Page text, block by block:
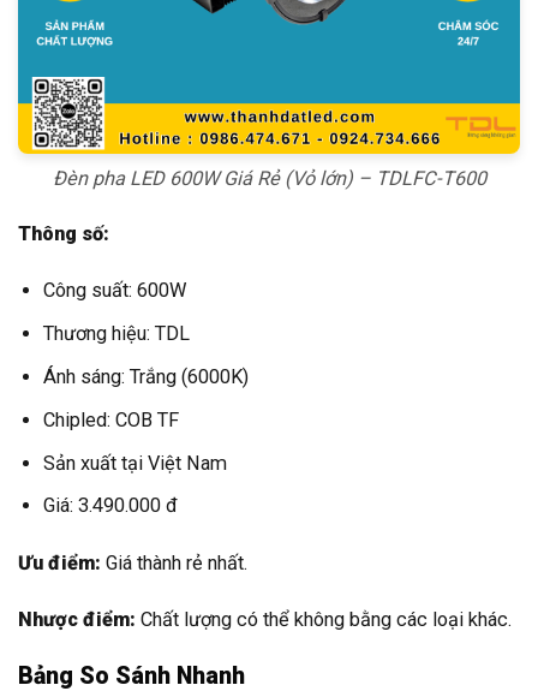
Đèn pha LED 600W Giá Rẻ (Vỏ lớn) – TDLFC-T600
Thông số:
Công suất: 600W
Thương hiệu: TDL
Ánh sáng: Trắng (6000K)
Chipled: COB TF
Sản xuất tại Việt Nam
Giá: 3.490.000 đ
Ưu điểm: Giá thành rẻ nhất.
Nhược điểm: Chất lượng có thể không bằng các loại khác.
Bảng So Sánh Nhanh